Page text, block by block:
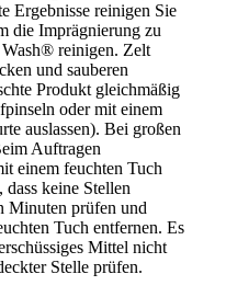
Ergebnisse reinigen Sie
die Imprägnierung zu
reinigen. Zelt
und sauberen
Produkt gleichmäßig
oder mit einem
auslassen). Bei großen
Auftragen
einem feuchten Tuch
keine Stellen
Minuten prüfen und
Tuch entfernen. Es
Mittel nicht
Stelle prüfen.